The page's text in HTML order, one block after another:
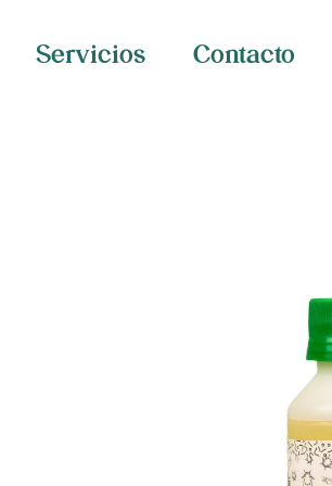
Servicios Contacto